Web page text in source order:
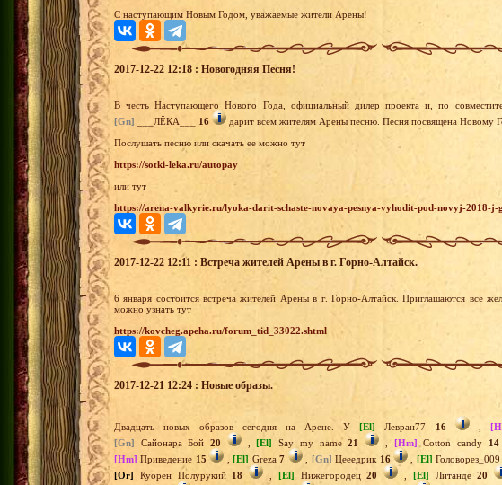
С наступающим Новым Годом, уважаемые жители Арены!
2017-12-22 12:18 : Новогодняя Песня!
В честь Наступающего Нового Года, официальный дилер проекта и, по
[Gn] ___ЛЁКА___ 16
дарит всем жителям Арены песню. Песня посвящена Новому
Послушать песню или скачать ее можно тут
https://sotki-leka.ru/autopay
или тут
https://arena-valkyrie.ru/lyoka-darit-schaste-novaya-pesnya-vyhodit-pod-novyj-2018-j-
2017-12-22 12:11 : Встреча жителей Арены в г. Горно-Алтайск.
6 января состоится встреча жителей Арены в г. Горно-Алтайск. Приглашаются все
можно узнать тут
https://kovcheg.apeha.ru/forum_tid_33022.shtml
2017-12-21 12:24 : Новые образы.
Двадцать новых образов сегодня на Арене. У[El] Левран77 16 ,
[Gn] Сайонара Бой20 ,[El] Say my name21 [Hm] Cotton candy 14
[Hm] Приведение 15 ,[El] Greza7 , [Gn] Цееедрик 16 [El] Головорез_009
[Or] Куорен Полурукий 18 [El] Нижегородец20 [El] Литанде20